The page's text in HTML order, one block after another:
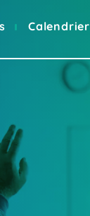
Calendrier